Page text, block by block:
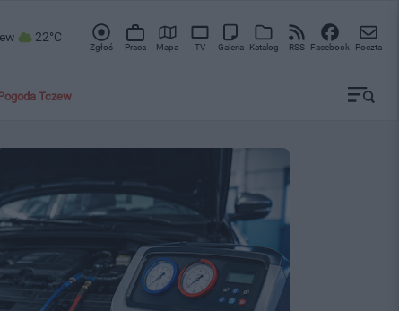
22°C
Zgłoś Praca Mapa TV Galeria Katalog RSS Facebook Poczta
Pogoda Tczew